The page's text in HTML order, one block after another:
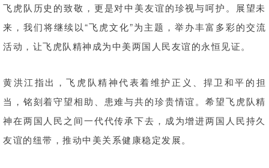
飞虎队历史的致敬，更是对中美友谊的珍视与呵护。展望未
来，我们将继续以“飞虎文化”为主题，举办丰富多彩的交流
活动，让飞虎队精神成为中美两国人民友谊的永恒见证。
黄洪江指出，飞虎队精神代表着维护正义、捍卫和平的担
当，铭刻着守望相助、患难与共的珍贵情谊。希望飞虎队精
神在两国人民之间一代代传承下去，成为增进两国人民持久
友谊的纽带，推动中美关系健康稳定发展。